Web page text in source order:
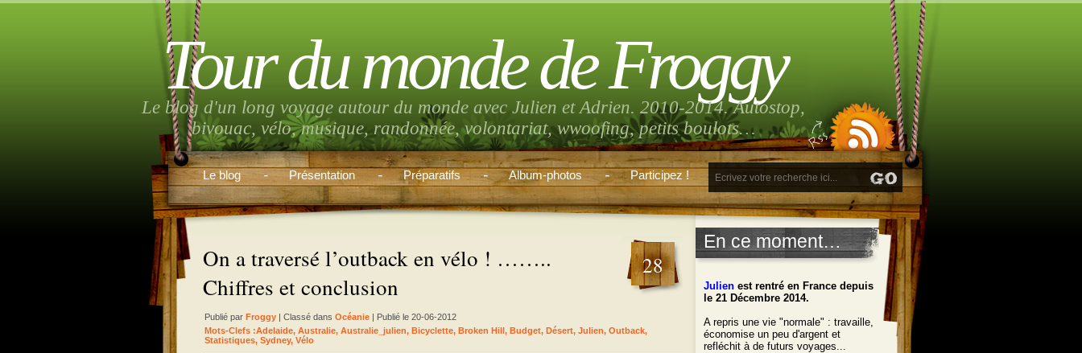
Tour du monde de Froggy
Le blog d'un long voyage autour du monde avec Julien et Adrien. 2010-2014. Autostop,
bivouac, vélo, musique, randonnée, volontariat, wwoofing, petits boulots…
Le blog Présentation Préparatifs Album-photos Participez !
On a traversé l’outback en vélo ! ……..
Chiffres et conclusion
28
Publié par Froggy | Classé dans Océanie | Publié le 20-06-2012
Mots-Clefs :Adelaide, Australie, Australie_julien, Bicyclette, Broken Hill, Budget, Désert, Julien, Outback,
Statistiques, Sydney, Vélo
En ce moment…
Julien est rentré en France depuis
le 21 Décembre 2014.
A repris une vie "normale" : travaille,
économise un peu d'argent et
refléchit à de futurs voyages...